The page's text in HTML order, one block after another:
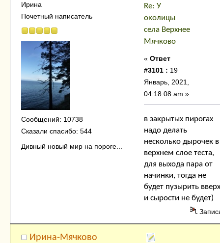
Ирина
Почетный написатель
Сообщений: 10738
Сказали спасибо: 544
Дивный новый мир на пороге...
Re: У
околицы
села Верхнее
Мячково
« Ответ
#3101 : 19
Январь, 2021,
04:18:08 am »
в закрытых пирогах
надо делать
несколько дырочек в
верхнем слое теста,
для выхода пара от
начинки, тогда не
будет пузырить вверх
и сырости не будет)
Ирина-Мячково